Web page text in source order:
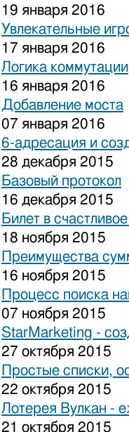
19 января 2016
Увлекательные
17 января 2016
Логика коммутации
16 января 2016
Добавление моста
07 января 2016
6-адресация и
28 декабря 2015
Базовый протокол
16 декабря 2015
Билет в
18 ноября 2015
Преимущества
16 ноября 2015
Процесс поиска
07 ноября 2015
StarMarketing -
27 октября 2015
Простые списки,
22 октября 2015
Лотерея Вулкан -
21 октября 2015